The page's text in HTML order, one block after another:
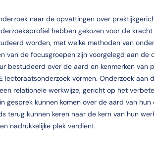
naar de opvattingen over
hebben gekozen voor de
worden, met welke methoden van
van de focusgroepen zijn voorgelegd aan
bestudeerd over de aard en kenmerken
vormen. Onderzoek aan
relationele werkwijze, gericht op het
gesprek kunnen komen over de aard van
terug kunnen keren naar de kern van hun
nadrukkelijke plek verdient.